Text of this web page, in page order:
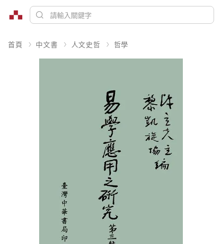
首頁 中文書 人文史哲 哲學